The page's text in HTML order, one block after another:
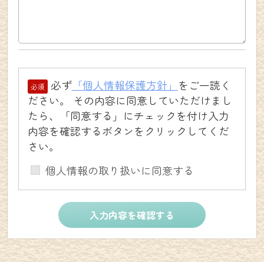
必ず「個人情報保護方針」 をご一読く
ださい。 その内容に同意していただけまし
たら、「同意する」にチェックを付け入力
内容を確認するボタンをクリックしてくだ
さい。
個人情報の取り扱いに同意する